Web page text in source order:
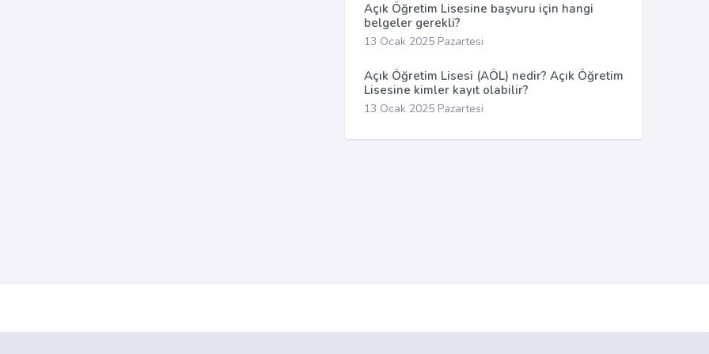
Açık Öğretim Lisesine başvuru için hangi
belgeler gerekli?
13 Ocak 2025 Pazartesi
Açık Öğretim Lisesi (AÖL) nedir? Açık Öğretim
Lisesine kimler kayıt olabilir?
13 Ocak 2025 Pazartesi